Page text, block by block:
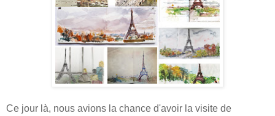
Ce jour là, nous avions la chance d'avoir la visite de